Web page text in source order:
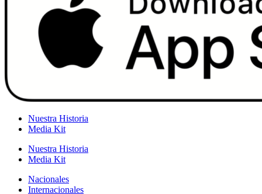
Nuestra Historia
Media Kit
Nuestra Historia
Media Kit
Nacionales
Internacionales